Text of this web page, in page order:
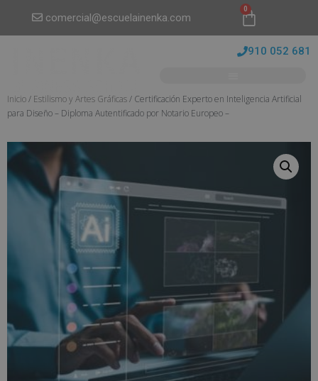
comercial@escuelainenka.com
0
910 052 681
Inicio/ Estilismo y Artes Gráficas/ Certificación Experto en Inteligencia Artificial
para Diseño – Diploma Autentificado por Notario Europeo –